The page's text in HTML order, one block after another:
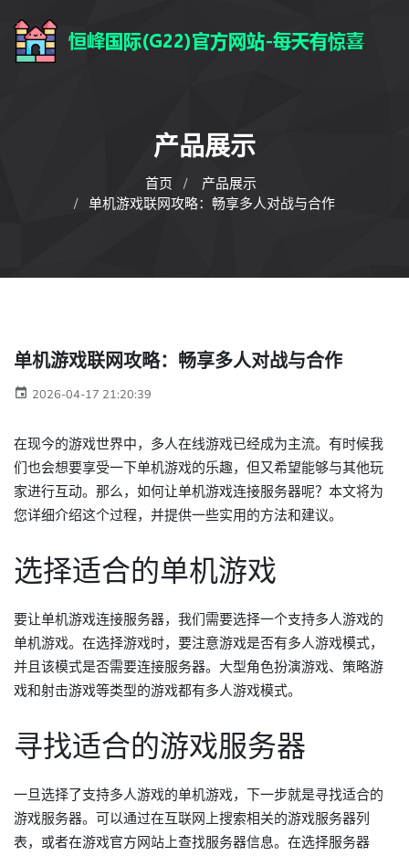
产品展示
首页
产品展示
单机游戏联网攻略：畅享多人对战与合作
单机游戏联网攻略：畅享多人对战与合作
2026-04-17 21:20:39
在现今的游戏世界中，多人在线游戏已经成为主流。有时候我
们也会想要享受一下单机游戏的乐趣，但又希望能够与其他玩
家进行互动。那么，如何让单机游戏连接服务器呢？本文将为
您详细介绍这个过程，并提供一些实用的方法和建议。
选择适合的单机游戏
要让单机游戏连接服务器，我们需要选择一个支持多人游戏的
单机游戏。在选择游戏时，要注意游戏是否有多人游戏模式，
并且该模式是否需要连接服务器。大型角色扮演游戏、策略游
戏和射击游戏等类型的游戏都有多人游戏模式。
寻找适合的游戏服务器
一旦选择了支持多人游戏的单机游戏，下一步就是寻找适合的
游戏服务器。可以通过在互联网上搜索相关的游戏服务器列
表，或者在游戏官方网站上查找服务器信息。在选择服务器